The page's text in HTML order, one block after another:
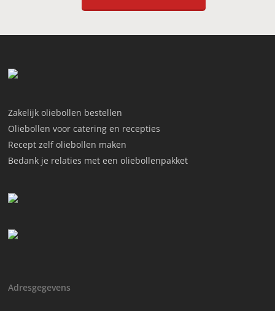
Zakelijk oliebollen bestellen
Oliebollen voor catering en recepties
Recept zelf oliebollen maken
Bedank je relaties met een oliebollenpakket
Adresgegevens